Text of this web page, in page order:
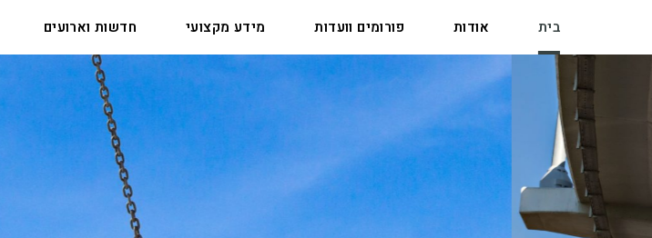
בית אודות פורומים וועדות מידע מקצועי חדשות וארועים